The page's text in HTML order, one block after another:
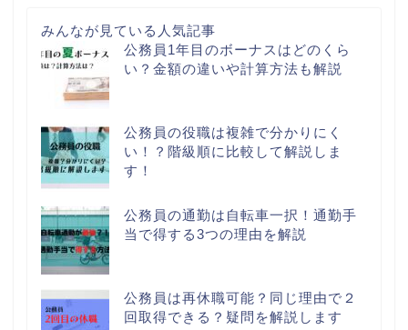
みんなが見ている人気記事
公務員1年目のボーナスはどのくら
い？金額の違いや計算方法も解説
公務員の役職は複雑で分かりにく
い！？階級順に比較して解説しま
す！
公務員の通勤は自転車一択！通勤手
当で得する3つの理由を解説
公務員は再休職可能？同じ理由で２
回取得できる？疑問を解説します